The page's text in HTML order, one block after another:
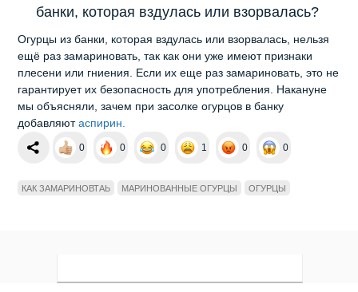
банки, которая вздулась или взорвалась?
Огурцы из банки, которая вздулась или взорвалась, нельзя
ещё раз замариновать, так как они уже имеют признаки
плесени или гниения. Если их еще раз замариновать, это не
гарантирует их безопасность для употребления. Накануне
мы объясняли,зачем при засолке огурцов в банку
добавляютаспирин.
0 0 0 1 0 0
КАК ЗАМАРИНОВТАЬ МАРИНОВАННЫЕ ОГУРЦЫ ОГУРЦЫ